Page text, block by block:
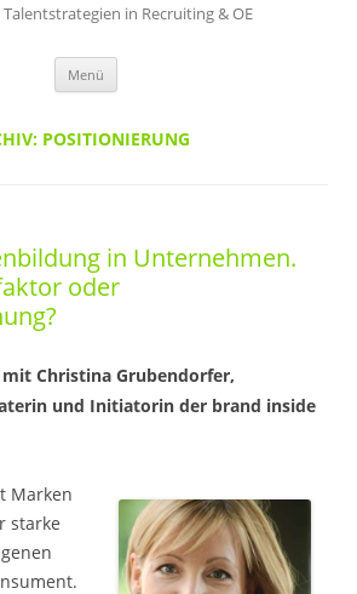
in Recruiting & OE
Menü
POSITIONIERUNG
in Unternehmen.
oder
Christina Grubendorfer,
und Initiatorin der brand inside
Marken
starke